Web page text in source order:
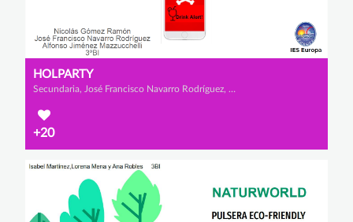
HOLPARTY
Secundaria, José Francisco Navarro Rodríguez, Nicolás Gómez Ramón y Alfonso Jiménez Mazzucchelli
+20